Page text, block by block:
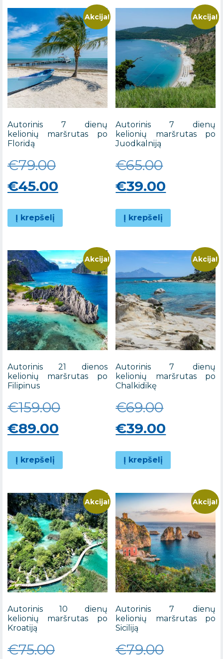
€45.00. €39.00.
Akcija!
Autorinis 7 dienų
kelionių maršrutas po
Floridą
€79.00Original
price
was:
€79.00.
€45.00
price
is:
€45.00.
Į krepšelį
Akcija!
Autorinis 7 dienų
kelionių maršrutas po
Juodkalniją
€65.00Original
price
was:
€65.00.
€39.00
price
is:
€39.00.
Į krepšelį
Akcija!
Autorinis 21 dienos
kelionių maršrutas po
Filipinus
€159.00Original
was:
€159.00.
€89.00
price
is:
€89.00.
Į krepšelį
Akcija!
Autorinis 7 dienų
kelionių maršrutas po
Chalkidikę
€69.00Original
price
was:
€69.00.
€39.00
price
is:
€39.00.
Į krepšelį
Akcija!
Autorinis 10 dienų
kelionių maršrutas po
Kroatiją
€75.00Original
Akcija!
Autorinis 7 dienų
kelionių maršrutas po
Siciliją
€79.00Original